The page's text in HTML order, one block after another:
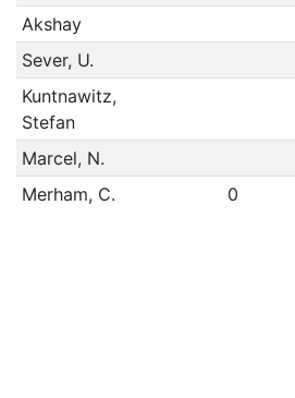
Akshay
Sever, U.
Kuntnawitz,
Stefan
Marcel, N.
Merham, C.
0